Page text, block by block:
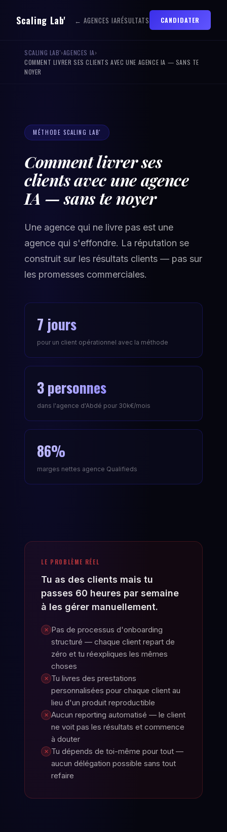
Scaling Lab' ← AGENCES IARÉSULTATS CANDIDATER
SCALING LAB'›AGENCES IA›
COMMENT LIVRER SES CLIENTS AVEC UNE AGENCE IA — SANS TE
NOYER
MÉTHODE SCALING LAB'
Comment livrer ses
clients avec une agence
IA — sans te noyer
Une agence qui ne livre pas est une
agence qui s'effondre. La réputation se
construit sur les résultats clients — pas sur
les promesses commerciales.
7 jours
pour un client opérationnel avec la méthode
3 personnes
dans l'agence d'Abdé pour 30k€/mois
86%
marges nettes agence Qualifieds
LE PROBLÈME RÉEL
Tu as des clients mais tu
passes 60 heures par semaine
à les gérer manuellement.
✕ Pas de processus d'onboarding
structuré — chaque client repart de
zéro et tu réexpliques les mêmes
choses
✕ Tu livres des prestations
personnalisées pour chaque client au
lieu d'un produit reproductible
✕ Aucun reporting automatisé — le client
ne voit pas les résultats et commence
à douter
✕ Tu dépends de toi-même pour tout —
aucun délégation possible sans tout
refaire